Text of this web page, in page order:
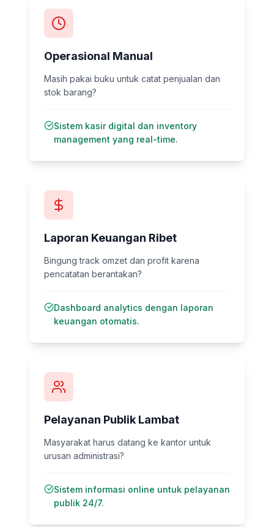
Operasional Manual
Masih pakai buku untuk catat penjualan dan
stok barang?
Sistem kasir digital dan inventory
management yang real-time.
Laporan Keuangan Ribet
Bingung track omzet dan profit karena
pencatatan berantakan?
Dashboard analytics dengan laporan
keuangan otomatis.
Pelayanan Publik Lambat
Masyarakat harus datang ke kantor untuk
urusan administrasi?
Sistem informasi online untuk pelayanan
publik 24/7.